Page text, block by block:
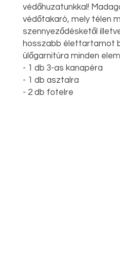
védőhuzatunkkal!
védőtakaró, mely télen
szennyeződésketől
hosszabb élettartamot
ülőgarnitúra minden
- 1 db 3-as kanapéra
- 1 db asztalra
- 2 db fotelre